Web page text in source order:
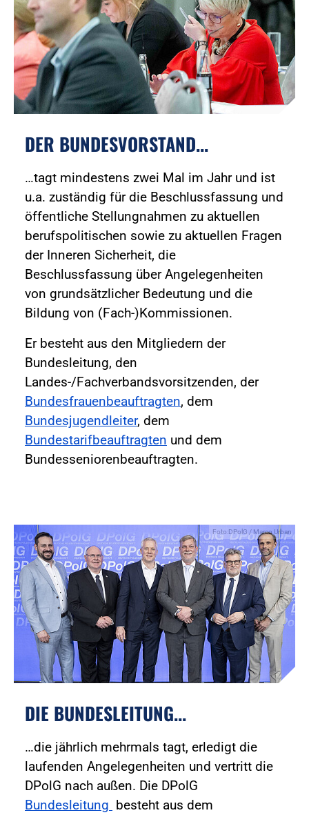
DER BUNDESVORSTAND...
…tagt mindestens zwei Mal im Jahr und ist
u.a. zuständig für die Beschlussfassung und
öffentliche Stellungnahmen zu aktuellen
berufspolitischen sowie zu aktuellen Fragen
der Inneren Sicherheit, die
Beschlussfassung über Angelegenheiten
von grundsätzlicher Bedeutung und die
Bildung von (Fach-)Kommissionen.
Er besteht aus den Mitgliedern der
Bundesleitung, den
Landes-/Fachverbandsvorsitzenden, der
Bundesfrauenbeauftragten, dem
Bundesjugendleiter, dem
Bundestarifbeauftragten und dem
Bundesseniorenbeauftragten.
DIE BUNDESLEITUNG...
…die jährlich mehrmals tagt, erledigt die
laufenden Angelegenheiten und vertritt die
DPolG nach außen. Die DPolG
Bundesleitung besteht aus dem
Foto:DPolG / Marco Urban